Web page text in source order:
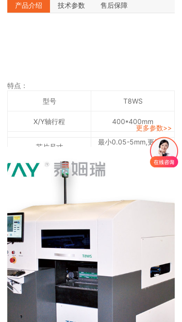
满足高精密的应用要求。
产品介绍 技术参数 售后保障
特点：
型号
T8WS
X/Y轴行程 400*400mm
芯片尺寸
最小0.05-5mm,更换吸
芯片厚度
0.05-2mm厚的芯片或
了解更多产品信息，请扫码咨询。
更多参数>>